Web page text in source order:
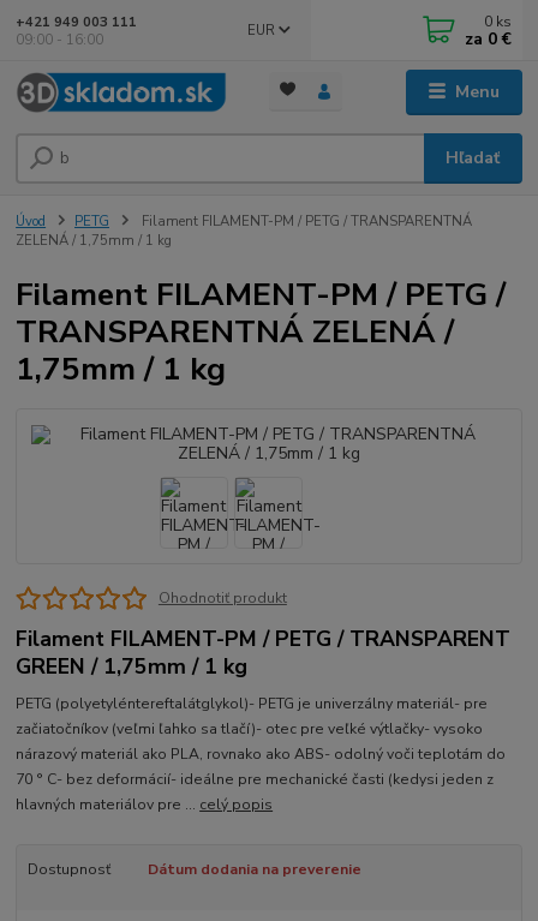
Menu
EUR
Hľadať
+421 949 003 111
09:00 - 16:00
0 ks
za 0 €
Úvod PETG
Filament FILAMENT-PM / PETG / TRANSPARENTNÁ
ZELENÁ / 1,75mm / 1 kg
Filament FILAMENT-PM / PETG /
TRANSPARENTNÁ ZELENÁ /
1,75mm / 1 kg
Ohodnotiť produkt
Filament FILAMENT-PM / PETG / TRANSPARENT
GREEN / 1,75mm / 1 kg
PETG (polyetyléntereftalátglykol)- PETG je univerzálny materiál- pre
začiatočníkov (veľmi ľahko sa tlačí)- otec pre veľké výtlačky- vysoko
nárazový materiál ako PLA, rovnako ako ABS- odolný voči teplotám do
70 ° C- bez deformácií- ideálne pre mechanické časti (kedysi jeden z
hlavných materiálov pre ... celý popis
Dostupnosť Dátum dodania na preverenie